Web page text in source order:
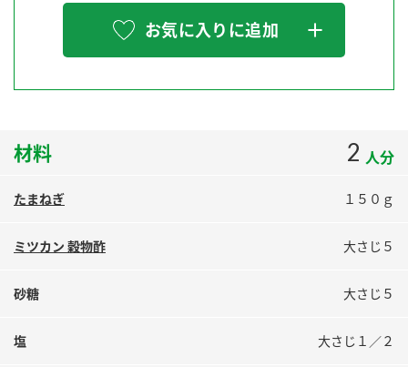
スペシャルサイト
お酢を知ろう！
ぽん酢サワー
ミツカンのCM
MIM（ミツカンミュージアム）
各部門が大切にしていること
キッザニア東京「ぽん酢工房」
販売終了製品のご案内
よくあるご質問
地図から取り扱い店舗を探す
お気に入りに追加
材料 2 人分
たまねぎ １５０ｇ
ミツカン 穀物酢 大さじ５
砂糖 大さじ５
塩 大さじ１／２